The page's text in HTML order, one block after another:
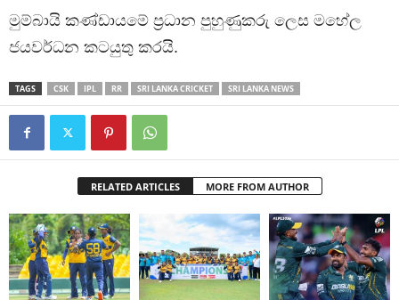
මුම්බායි කණ්ඩායමේ ප්‍රධාන පුහුණුකරු ලෙස මහේල
ජයවර්ධන කටයුතු කරයි.
TAGS CSK IPL RR SRI LANKA CRICKET SRI LANKA NEWS
RELATED ARTICLES MORE FROM AUTHOR